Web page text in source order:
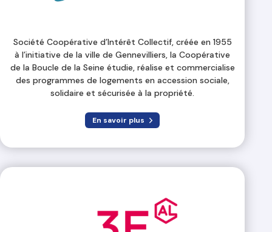
Société Coopérative d’Intérêt Collectif, créée en 1955
à l’initiative de la ville de Gennevilliers, la Coopérative
de la Boucle de la Seine étudie, réalise et commercialise
des programmes de logements en accession sociale,
solidaire et sécurisée à la propriété.
En savoir plus